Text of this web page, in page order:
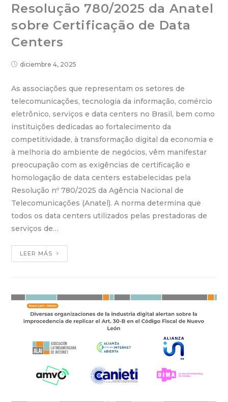
Resolução 780/2025 da Anatel
sobre Certificação de Data
Centers
diciembre 4, 2025
As associações que representam os setores de
telecomunicações, tecnologia da informação, comércio
eletrônico, serviços e data centers no Brasil, bem como
instituições dedicadas ao fortalecimento da
competitividade, à transformação digital da economia e
à melhoria do ambiente de negócios, vêm manifestar
preocupação com as exigências de certificação e
homologação de data centers estabelecidas pela
Resolução nº 780/2025 da Agência Nacional de
Telecomunicações (Anatel). A norma determina que
todos os data centers utilizados pelas prestadoras de
serviços de…
LEER MÁS